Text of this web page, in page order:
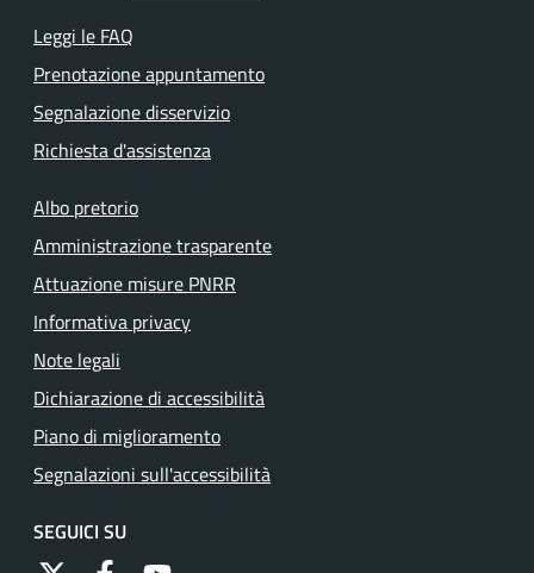
Leggi le FAQ
Prenotazione appuntamento
Segnalazione disservizio
Richiesta d'assistenza
Albo pretorio
Amministrazione trasparente
Attuazione misure PNRR
Informativa privacy
Note legali
Dichiarazione di accessibilità
Piano di miglioramento
Segnalazioni sull'accessibilità
SEGUICI SU